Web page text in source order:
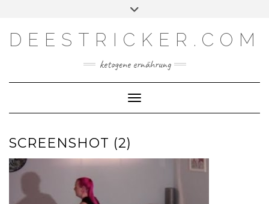
content
FacebookInstagram
DEESTRICKER.COM
ketogene ernährung
Toggle Navigation
SCREENSHOT (2)